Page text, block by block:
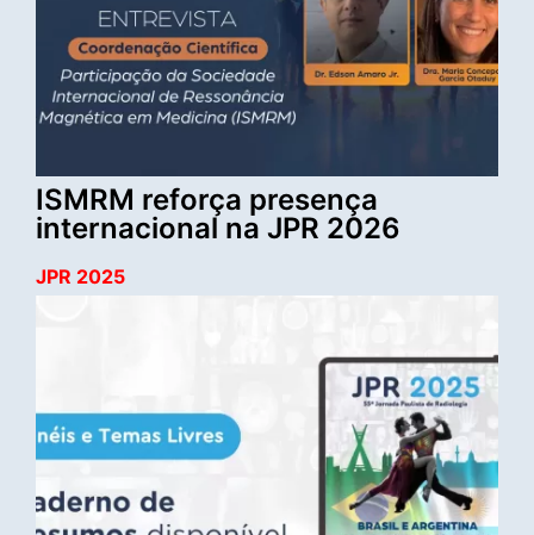
ISMRM reforça presença
internacional na JPR 2026
JPR 2025